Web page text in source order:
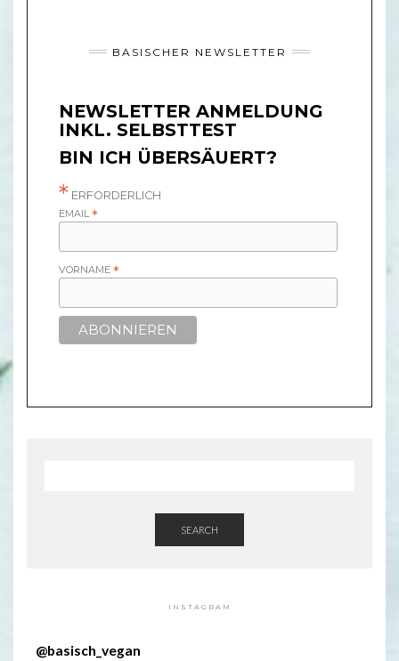
BASISCHER NEWSLETTER
NEWSLETTER ANMELDUNG
INKL. SELBSTTEST
BIN ICH ÜBERSÄUERT?
* ERFORDERLICH
EMAIL*
VORNAME*
SEARCH
INSTAGRAM
@basisch_vegan